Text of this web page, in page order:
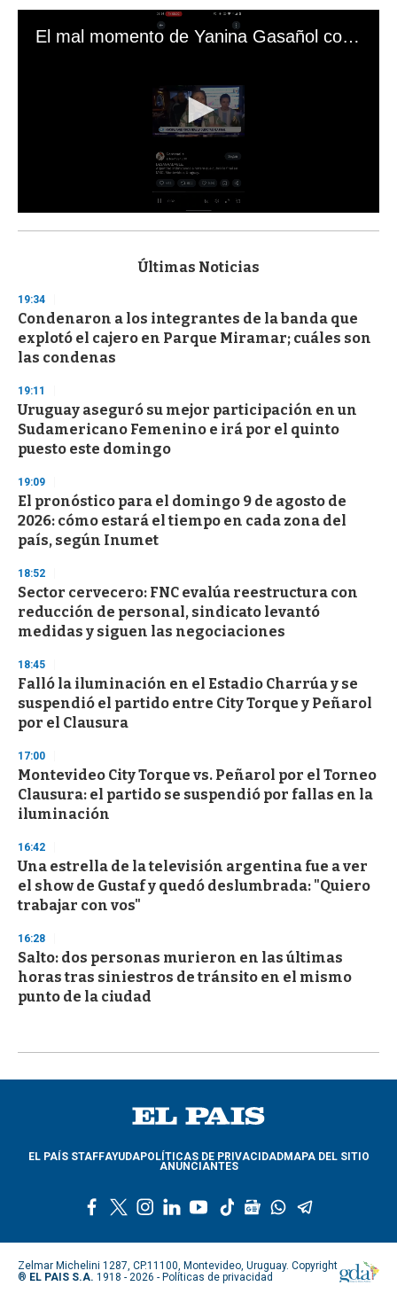
El mal momento de Yanina Gasañol con un hincha argentino en "Subrayado"
s
d
s
o
f
3
s
e
c
o
n
d
Últimas Noticias
19:34
Condenaron a los integrantes de la banda que
explotó el cajero en Parque Miramar; cuáles son
las condenas
19:11
Uruguay aseguró su mejor participación en un
Sudamericano Femenino e irá por el quinto
puesto este domingo
19:09
El pronóstico para el domingo 9 de agosto de
2026: cómo estará el tiempo en cada zona del
país, según Inumet
18:52
Sector cervecero: FNC evalúa reestructura con
reducción de personal, sindicato levantó
medidas y siguen las negociaciones
18:45
Falló la iluminación en el Estadio Charrúa y se
suspendió el partido entre City Torque y Peñarol
por el Clausura
17:00
Montevideo City Torque vs. Peñarol por el Torneo
Clausura: el partido se suspendió por fallas en la
iluminación
16:42
Una estrella de la televisión argentina fue a ver
el show de Gustaf y quedó deslumbrada: "Quiero
trabajar con vos"
16:28
Salto: dos personas murieron en las últimas
horas tras siniestros de tránsito en el mismo
punto de la ciudad
EL PAÍS STAFFAYUDAPOLÍTICAS DE PRIVACIDADMAPA DEL SITIO
ANUNCIANTES
c
e
b
i
t
s
t
a
l
n
k
e
y
u
u
t
k
o
g
o
l
w
a
l
e
g
Zelmar Michelini 1287, CP.11100, Montevideo, Uruguay. Copyright
® EL PAIS S.A. 1918 - 2026 - Políticas de privacidad